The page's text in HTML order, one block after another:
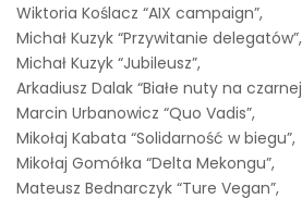
Wiktoria Koślacz “AIX campaign”,
Michał Kuzyk “Przywitanie delegatów”,
Michał Kuzyk “Jubileusz”,
Arkadiusz Dalak “Białe nuty na
Marcin Urbanowicz “Quo Vadis”,
Mikołaj Kabata “Solidarność w biegu”,
Mikołaj Gomółka “Delta Mekongu”,
Mateusz Bednarczyk “Ture Vegan”,